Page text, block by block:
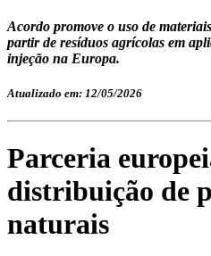
Acordo promove o uso de
partir de resíduos agrícolas em
injeção na Europa.
Atualizado em: 12/05/2026
Parceria
distribuição de
naturais